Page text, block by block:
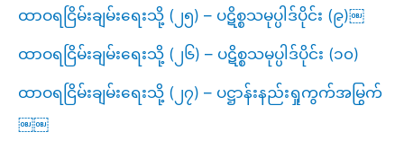
ထာဝရငြိမ်းချမ်းရေးသို့ (၂၅) – ပဋိစ္စသမုပ္ပါဒ်ပိုင်း (၉)￼
ထာဝရငြိမ်းချမ်းရေးသို့ (၂၆) – ပဋိစ္စသမုပ္ပါဒ်ပိုင်း (၁၀)
ထာဝရငြိမ်းချမ်းရေးသို့ (၂၇) – ပဋ္ဌာန်းနည်းရှုကွက်အမြွက်
￼￼